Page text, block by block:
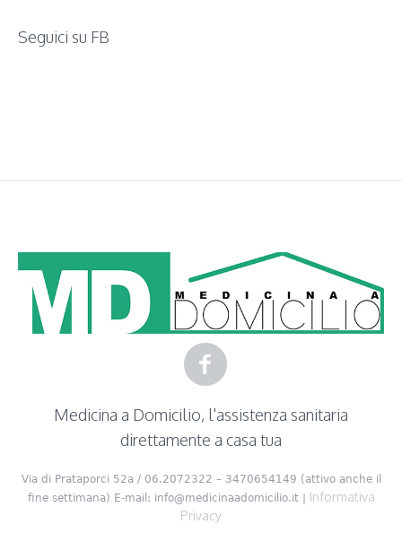
Seguici su FB
Medicina a Domicilio, l'assistenza sanitaria
direttamente a casa tua
Via di Prataporci 52a / 06.2072322 – 3470654149 (attivo anche il
fine settimana) E-mail: info@medicinaadomicilio.it |
Informativa
Privacy